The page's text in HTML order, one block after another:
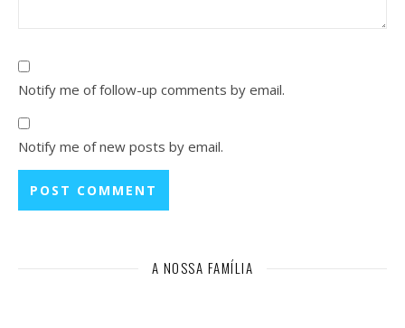
Notify me of follow-up comments by email.
Notify me of new posts by email.
A NOSSA FAMÍLIA